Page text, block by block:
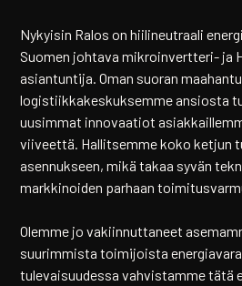
Nykyisin Ralos on hiilineutraali
Suomen johtava mikroinvertteri- ja
asiantuntija. Oman suoran
logistiikkakeskuksemme ansiosta
uusimmat innovaatiot
viiveettä. Hallitsemme koko ketjun
asennukseen, mikä takaa syvän
markkinoiden parhaan
Olemme jo vakiinnuttaneet
suurimmista toimijoista
tulevaisuudessa vahvistamme tätä